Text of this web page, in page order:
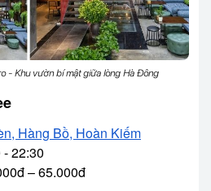
- Khu vườn bí mật giữa lòng Hà Đông
Hàng Bồ, Hoàn Kiếm
22:30
– 65.000đ